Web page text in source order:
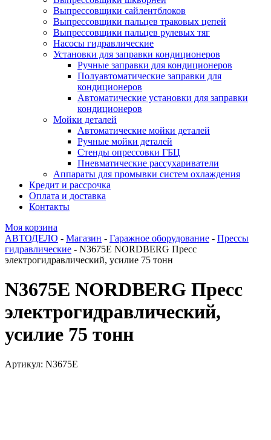
Выпрессовщики сайлентблоков
Выпрессовщики пальцев траковых цепей
Выпрессовщики пальцев рулевых тяг
Насосы гидравлические
Установки для заправки кондиционеров
Ручные заправки для кондиционеров
Полуавтоматические заправки для
кондиционеров
Автоматические установки для заправки
кондиционеров
Мойки деталей
Автоматические мойки деталей
Ручные мойки деталей
Стенды опрессовки ГБЦ
Пневматические рассухариватели
Аппараты для промывки систем охлаждения
Кредит и рассрочка
Оплата и доставка
Контакты
Моя корзина
АВТОДЕЛО - Магазин - Гаражное оборудование - Прессы
гидравлические - N3675E NORDBERG Пресс
электрогидравлический, усилие 75 тонн
N3675E NORDBERG Пресс
электрогидравлический,
усилие 75 тонн
Артикул: N3675E